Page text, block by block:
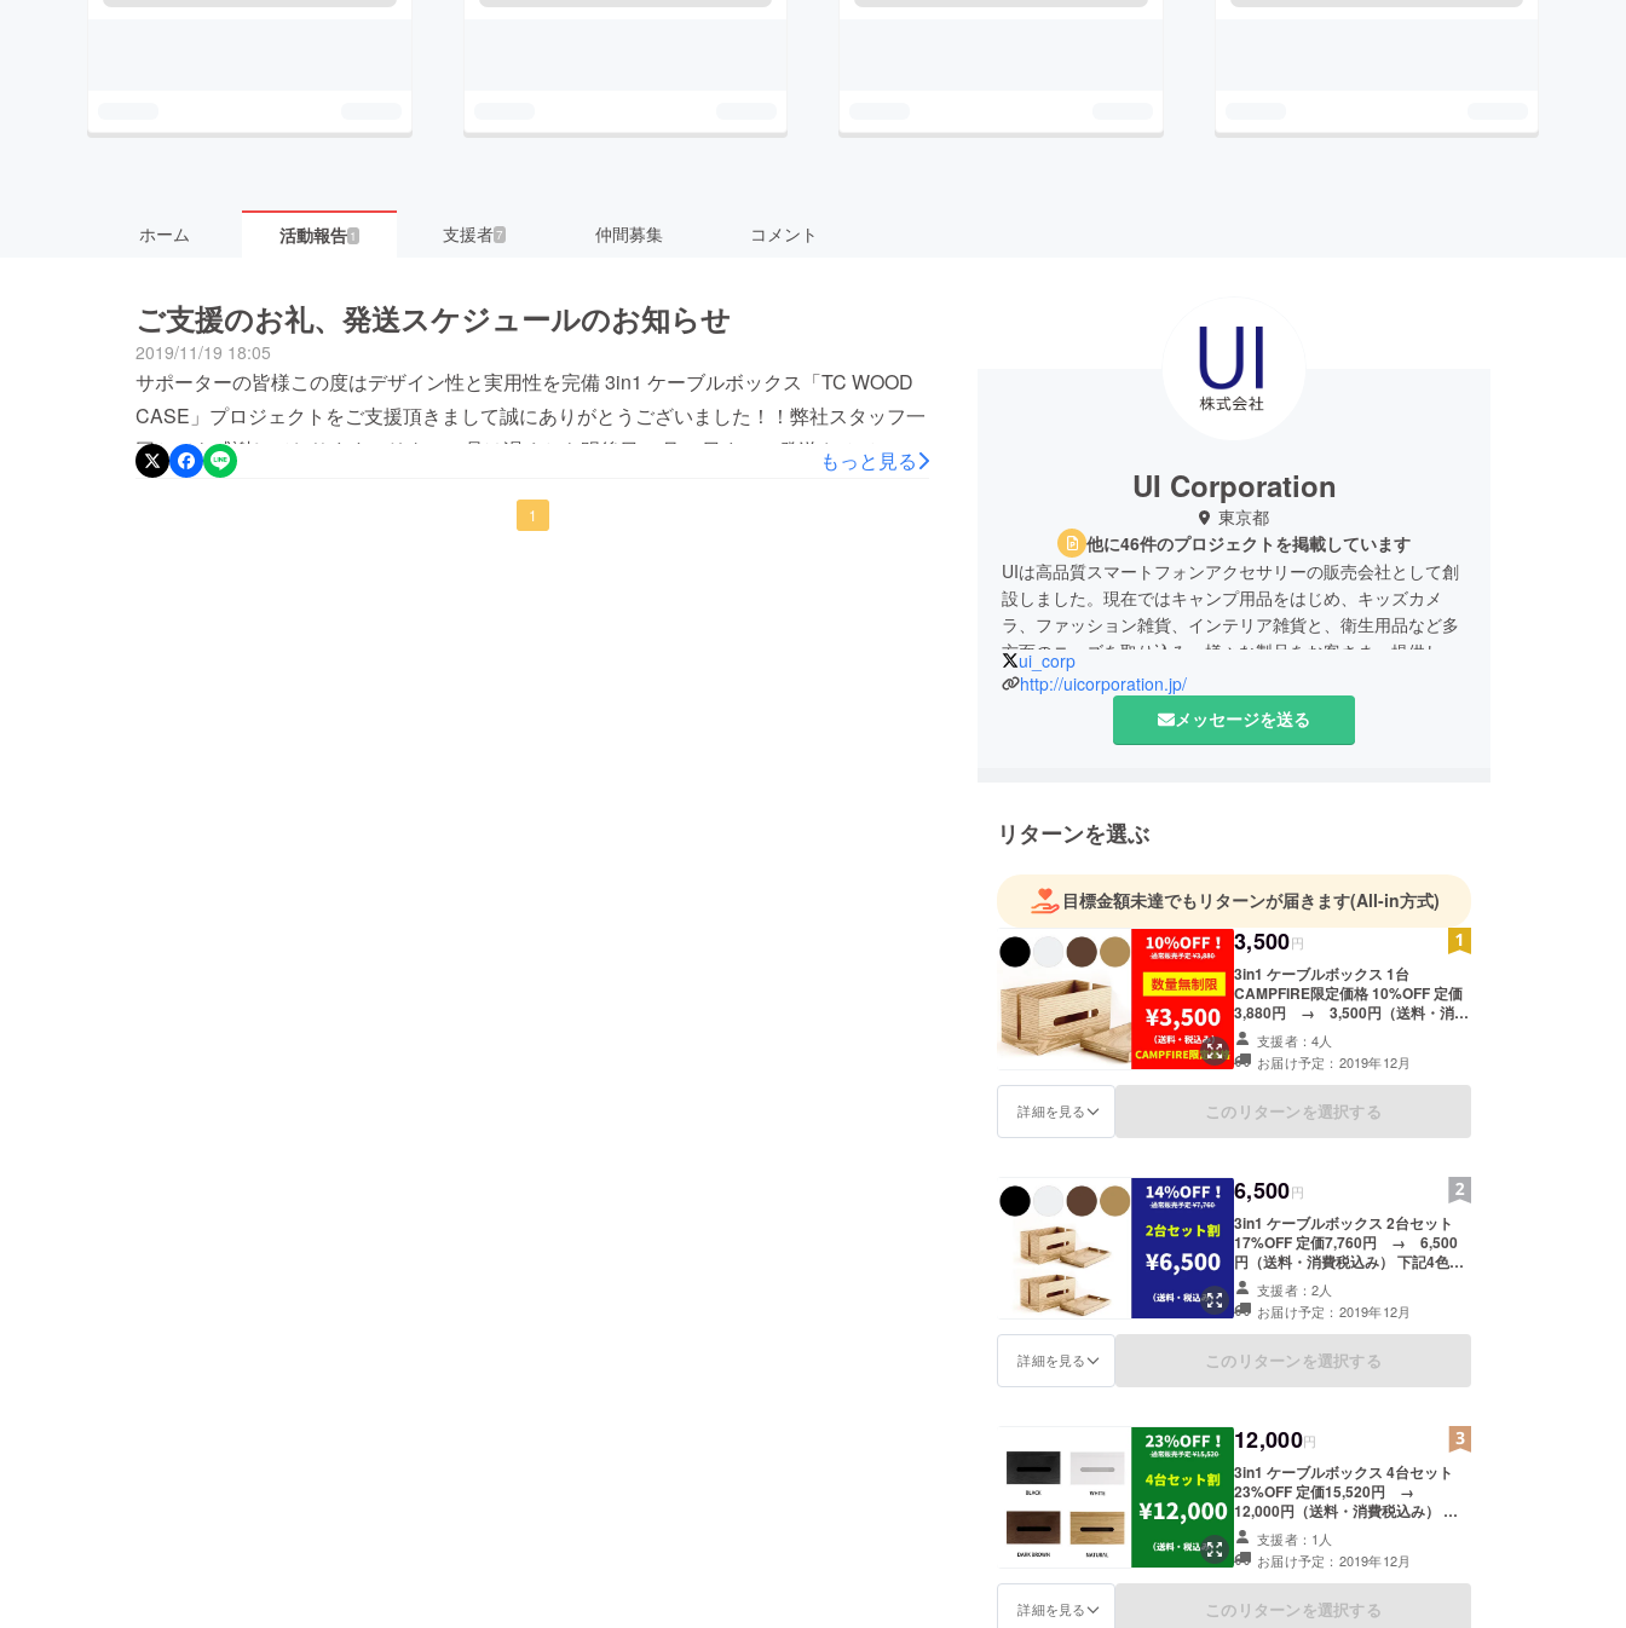
ホーム 活動報告 1 支援者7 仲間募集 コメント
ご支援のお礼、発送スケジュールのお知らせ
2019/11/19 18:05
サポーターの皆様この度はデザイン性と実用性を完備 3in1 ケーブルボックス「TC WOOD
CASE」プロジェクトをご支援頂きまして誠にありがとうございました！！弊社スタッフ一
同とても感謝しております。リターン品は遅くとも明後日11月21日までに発送させていた
だきます。皆様のお手元へお届けまで今しばらくお待ちいただけますでしょうか。到着後、
お気づきの点がございましたらお気軽にお聞きください。最後までどうぞよろしくお願いい
もっと見る
1
UI Corporation
東京都
他に46件のプロジェクトを掲載しています
UIは高品質スマートフォンアクセサリーの販売会社として創
設しました。現在ではキャンプ用品をはじめ、キッズカメ
ラ、ファッション雑貨、インテリア雑貨と、衛生用品など多
方面のニーズを取り込み、様々な製品をお客さまへ提供しお
かげさまで多くの方々から高い評価をいただいております。
ヨドバシカメラ、ビックカメラ、東急ハンズやロフトといっ
た大手量販店に商品を並べるまでに成長しました。
ご質問等ございましたら各プロジェクトの「実行者へ問合
きます。週末や連休明けは回答に時間がかかる場合がござい
ますので予めご了承ください。電話での対応はしておりませ
ん。
ui_corp
http://uicorporation.jp/
メッセージを送る
リターンを選ぶ
目標金額未達でもリターンが届きます(All-in方式)
3,500円
3in1 ケーブルボックス 1台
CAMPFIRE限定価格 10%OFF 定価
3,880円 → 3,500円（送料・消費
税込み） 下記4色からご希望の色を
お選びいただけます。 ・ブラック
・ホワイト ・ブラウン ・ナチュラ
ル
支援者：4人
お届け予定：2019年12月
詳細を見る このリターンを選択する
6,500円
3in1 ケーブルボックス 2台セット
17%OFF 定価7,760円 → 6,500
円（送料・消費税込み） 下記4色か
ら2個分、ご希望の色を1つずつお選
びいただけます。 ・ブラック ・ホ
ワイト ・ブラウン ・ナチュラル ※ご
注文状況、使用部材の供給状況、製
造工程上の都合等により出荷時期が
支援者：2人
お届け予定：2019年12月
詳細を見る このリターンを選択する
12,000円
3in1 ケーブルボックス 4台セット
23%OFF 定価15,520円 →
12,000円（送料・消費税込み） 下
記4色から4個分、ご希望の色を1つ
ずつお選びいただけます。 ・ブラッ
ク ・ホワイト ・ブラウン ・ナチュ
ラル ※ご注文状況、使用部材の供給
状況、製造工程上の都合等により出
支援者：1人
お届け予定：2019年12月
詳細を見る このリターンを選択する